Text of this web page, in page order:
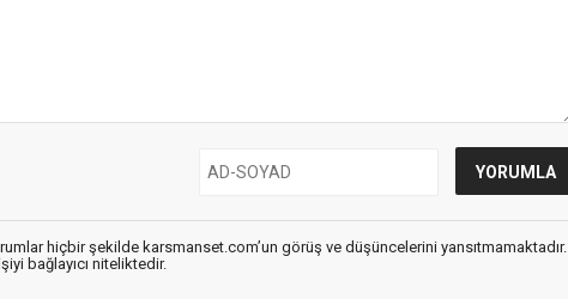
hiçbir şekilde karsmanset.com’un görüş ve düşüncelerini yansıtmamaktadır.
bağlayıcı niteliktedir.